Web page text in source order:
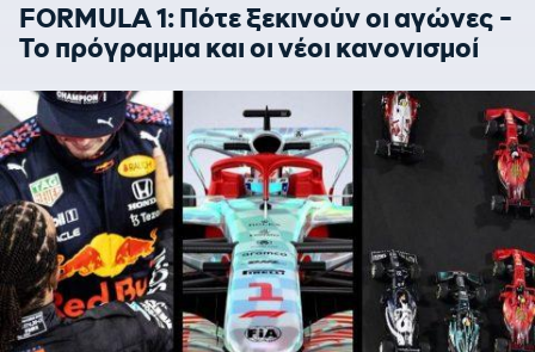
FORMULA 1: Πότε ξεκινούν οι αγώνες -
Το πρόγραμμα και οι νέοι κανονισμοί